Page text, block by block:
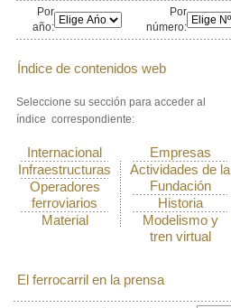
Por
año:
Por
número:
Índice de contenidos web
Seleccione su sección para acceder al
índice correspondiente:
Internacional
Infraestructuras
Operadores
ferroviarios
Material
Empresas
Actividades de la
Fundación
Historia
Modelismo y
tren virtual
El ferrocarril en la prensa